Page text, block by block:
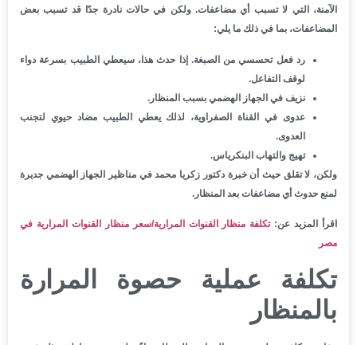
الآمنة، التي لا تسبب أي مضاعفات. ولكن في حالات نادرة جدًا قد تسبب بعض
المضاعفات، بما في ذلك ما يلي:
رد فعل تحسسي من الصبغة. إذا حدث هذا، سيعطي الطبيب بسرعة دواء
لوقف التفاعل.
نزيف في الجهاز الهضمي بسبب المنظار.
عدوى في القناة الصفراوية، لذلك يعطي الطبيب مضاد حيوي لتجنب
العدوى.
تهيج والتهاب البنكرياس.
ولكن، لا تقلق حيث أن خبرة دكتور زكريا محمد في مناظير الجهاز الهضمي جديرة
لمنع حدوث أي مضاعفات بعد المنظار.
اقرأ المزيد عن:تكلفة منظار القنوات المرارية/سعر منظار القنوات المرارية في
مصر
تكلفة عملية حصوة المرارة
بالمنظار